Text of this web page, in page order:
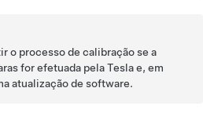
o processo de calibração se a
for efetuada pela Tesla e, em
atualização de software.